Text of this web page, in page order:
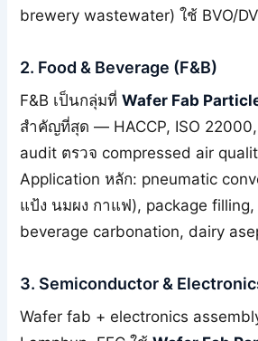
brewery wastewater) ใช้ BVO/
2. Food & Beverage (F&B)
F&B เป็นกลุ่มที่Wafer Fab
สำคัญที่สุด — HACCP, ISO 22000,
audit ตรวจ compressed air
Application หลัก: pneumatic
แป้ง นมผง กาแฟ), package
beverage carbonation, dairy
3. Semiconductor &
Wafer fab + electronics